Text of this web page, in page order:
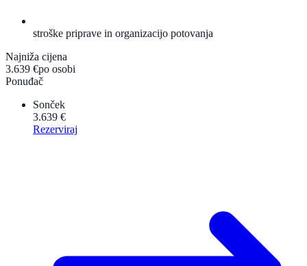
stroške priprave in organizacijo potovanja
Najniža cijena
3.639 €po osobi
Ponuđač
Sonček
3.639 €
Rezerviraj